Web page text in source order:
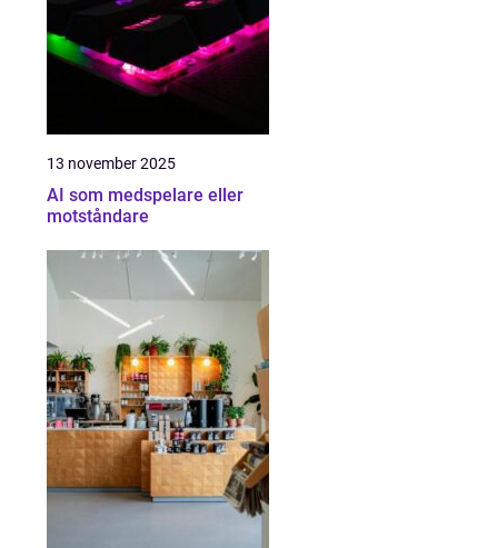
13 november 2025
AI som medspelare eller
motståndare